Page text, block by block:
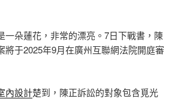
一朵蓮花，非常的漂亮。7日下戰書，陳
將于2025年9月在廣州互聯網法院開庭審
內設計楚到，陳正訴訟的對象包含覓光